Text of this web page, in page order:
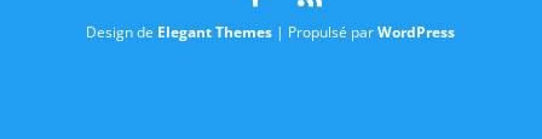
Design de Elegant Themes | Propulsé parWordPress